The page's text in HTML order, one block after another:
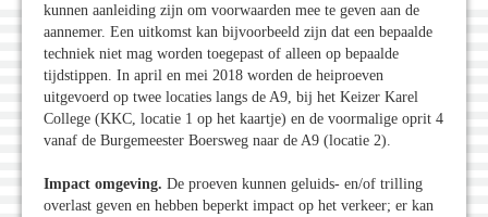
kunnen aanleiding zijn om voorwaarden mee te geven aan de
aannemer. Een uitkomst kan bijvoorbeeld zijn dat een bepaalde
techniek niet mag worden toegepast of alleen op bepaalde
tijdstippen. In april en mei 2018 worden de heiproeven
uitgevoerd op twee locaties langs de A9, bij het Keizer Karel
College (KKC, locatie 1 op het kaartje) en de voormalige oprit 4
vanaf de Burgemeester Boersweg naar de A9 (locatie 2).
Impact omgeving. De proeven kunnen geluids- en/of trilling
overlast geven en hebben beperkt impact op het verkeer; er kan